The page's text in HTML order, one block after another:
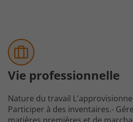
Vie professionnelle
Nature du travail
Participer à des inventaires.-